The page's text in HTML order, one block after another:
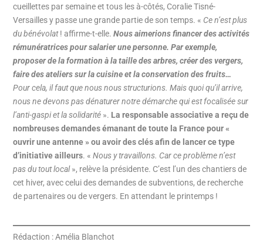
cueillettes par semaine et tous les à-côtés, Coralie Tisné-
Versailles y passe une grande partie de son temps. « Ce n’est plus
du bénévolat! affirme-t-elle.Nous aimerions financer des activités
rémunératrices pour salarier une personne. Par exemple,
proposer de la formation à la taille des arbres, créer des vergers,
faire des ateliers sur la cuisine et la conservation des fruits…
Pour cela, il faut que nous nous structurions. Mais quoi qu’il arrive,
nous ne devons pas dénaturer notre démarche qui est focalisée sur
l’anti-gaspi et la solidarité ». La responsable associative a reçu de
nombreuses demandes émanant de toute la France pour «
ouvrir une antenne » ou avoir des clés afin de lancer ce type
d’initiative ailleurs. «Nous y travaillons. Car ce problème n’est
pas du tout local», relève la présidente. C’est l’un des chantiers de
cet hiver, avec celui des demandes de subventions, de recherche
de partenaires ou de vergers. En attendant le printemps !
Rédaction : Amélia Blanchot